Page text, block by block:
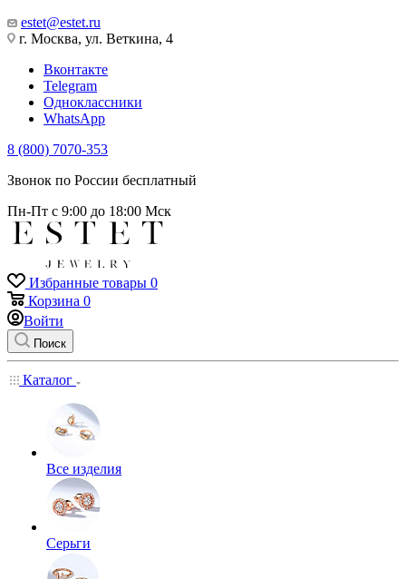
estet@estet.ru
г. Москва, ул. Веткина, 4
Вконтакте
Telegram
Одноклассники
WhatsApp
8 (800) 7070-353
Звонок по России бесплатный
Пн-Пт с 9:00 до 18:00 Мск
Избранные товары 0
Корзина 0
Войти
Поиск
Каталог
Все изделия
Серьги